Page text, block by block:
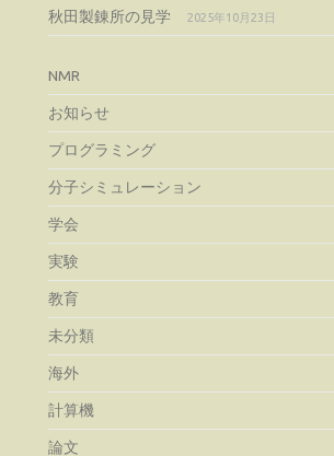
秋田製錬所の見学 2025年10月23日
NMR
お知らせ
プログラミング
分子シミュレーション
学会
実験
教育
未分類
海外
計算機
論文